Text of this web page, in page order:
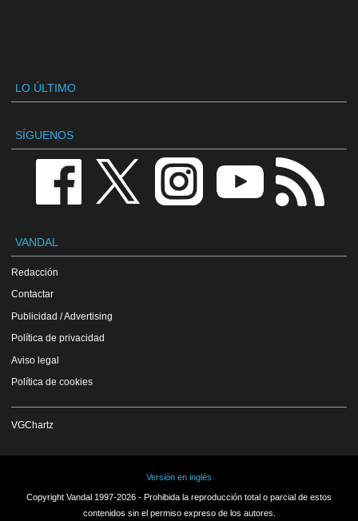
LO ÚLTIMO
SÍGUENOS
VANDAL
Redacción
Contactar
Publicidad / Advertising
Política de privacidad
Aviso legal
Política de cookies
VGChartz
Versión en inglés
Copyright Vandal 1997-2026 - Prohibida la reproducción total o parcial de estos
contenidos sin el permiso expreso de los autores.